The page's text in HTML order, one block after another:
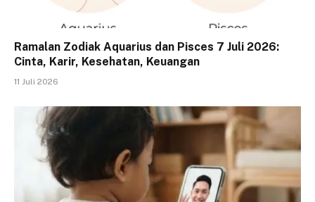
Ramalan Zodiak Aquarius dan Pisces 7 Juli 2026:
Cinta, Karir, Kesehatan, Keuangan
11 Juli 2026